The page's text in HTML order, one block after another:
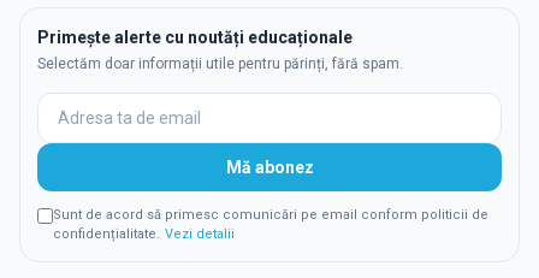
Primește alerte cu noutăți educaționale
Selectăm doar informații utile pentru părinți, fără spam.
Mă abonez
Sunt de acord să primesc comunicări pe email conform politicii de
confidențialitate. Vezi detalii